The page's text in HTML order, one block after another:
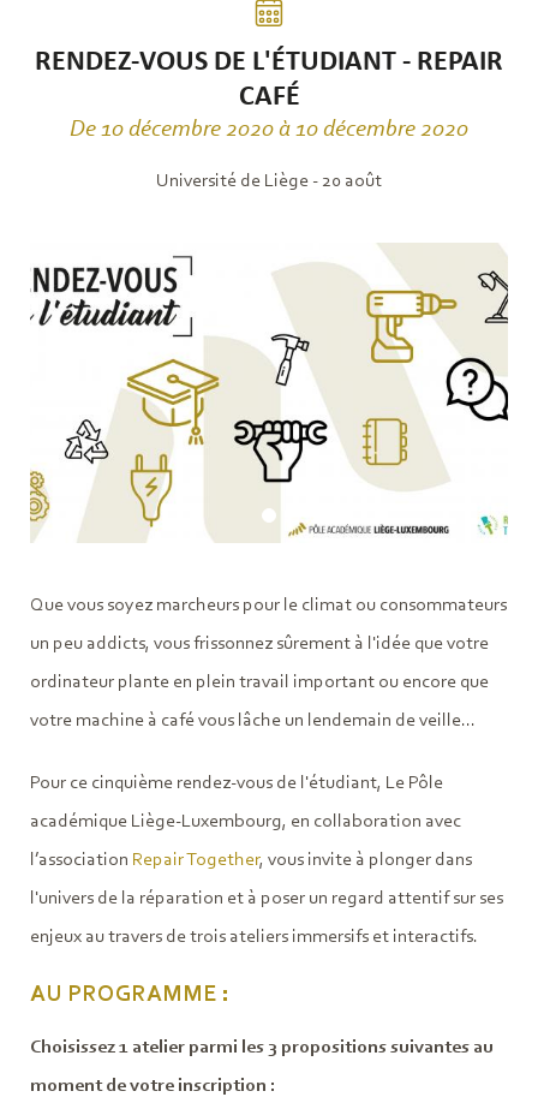
RENDEZ-VOUS DE L'ÉTUDIANT - REPAIR
CAFÉ
De 10 décembre 2020 à 10 décembre 2020
Université de Liège - 20 août
Que vous soyez marcheurs pour le climat ou consommateurs
un peu addicts, vous frissonnez sûrement à l'idée que votre
ordinateur plante en plein travail important ou encore que
votre machine à café vous lâche un lendemain de veille...
Pour ce cinquième rendez-vous de l'étudiant, Le Pôle
académique Liège-Luxembourg, en collaboration avec
l’association Repair Together, vous invite à plonger dans
l'univers de la réparation et à poser un regard attentif sur ses
enjeux au travers de trois ateliers immersifs et interactifs.
AU PROGRAMME :
Choisissez 1 atelier parmi les 3 propositions suivantes au
moment de votre inscription :